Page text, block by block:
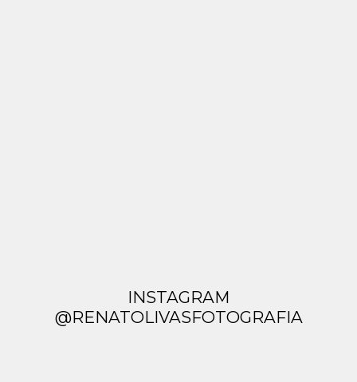
INSTAGRAM
@RENATOLIVASFOTOGRAFIA